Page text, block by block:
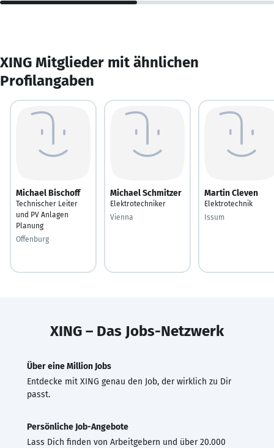
XING Mitglieder mit ähnlichen
Profilangaben
Michael Bischoff
Technischer Leiter
und PV Anlagen
Planung
Offenburg
Michael Schmitzer
Elektrotechniker
Vienna
Martin Cleven
Elektrotechnik
Issum
XING – Das Jobs-Netzwerk
Über eine Million Jobs
Entdecke mit XING genau den Job, der wirklich zu Dir
passt.
Persönliche Job-Angebote
Lass Dich finden von Arbeitgebern und über 20.000